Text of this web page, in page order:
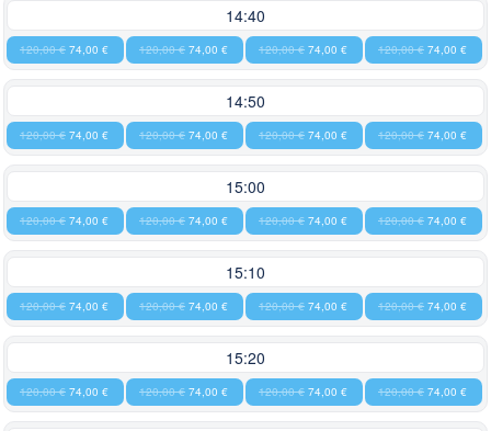
14:40
120,00 € 74,00 € 120,00 € 74,00 € 120,00 € 74,00 € 120,00 € 74,00 €
14:50
120,00 € 74,00 € 120,00 € 74,00 € 120,00 € 74,00 € 120,00 € 74,00 €
15:00
120,00 € 74,00 € 120,00 € 74,00 € 120,00 € 74,00 € 120,00 € 74,00 €
15:10
120,00 € 74,00 € 120,00 € 74,00 € 120,00 € 74,00 € 120,00 € 74,00 €
15:20
120,00 € 74,00 € 120,00 € 74,00 € 120,00 € 74,00 € 120,00 € 74,00 €